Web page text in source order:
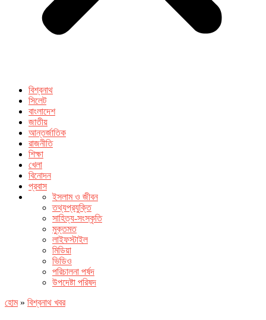
বিশ্বনাথ
সিলেট
বাংলাদেশ
জাতীয়
আন্তর্জাতিক
রাজনীতি
শিক্ষা
খেলা
বিনোদন
প্রবাস
ইসলাম ও জীবন
তথ্যপ্রযুক্তি
সাহিত্য-সংস্কৃতি
মুক্তমত
লাইফস্টাইল
মিডিয়া
ভিডিও
পরিচালনা পর্ষদ
উপদেষ্টা পরিষদ
হোম» বিশ্বনাথ খবর